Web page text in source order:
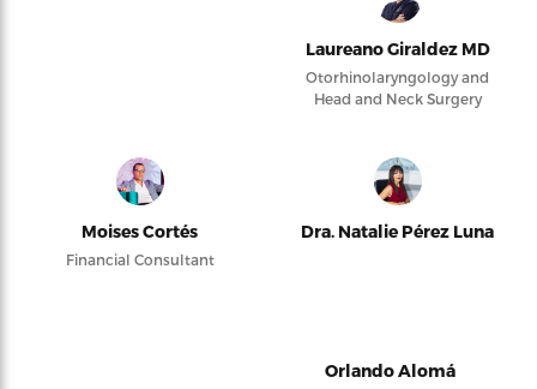
Laureano Giraldez MD
Otorhinolaryngology and
Head and Neck Surgery
Moises Cortés
Financial Consultant
Dra. Natalie Pérez Luna
Orlando Alomá